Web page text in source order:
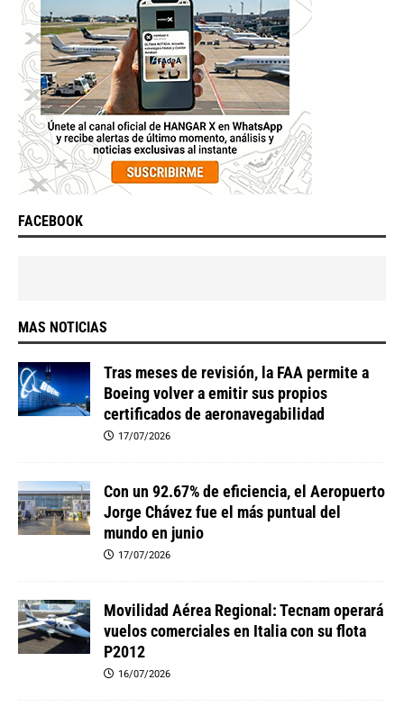
FACEBOOK
MAS NOTICIAS
Tras meses de revisión, la FAA permite a
Boeing volver a emitir sus propios
certificados de aeronavegabilidad
17/07/2026
Con un 92.67% de eficiencia, el Aeropuerto
Jorge Chávez fue el más puntual del
mundo en junio
17/07/2026
Movilidad Aérea Regional: Tecnam operará
vuelos comerciales en Italia con su flota
P2012
16/07/2026